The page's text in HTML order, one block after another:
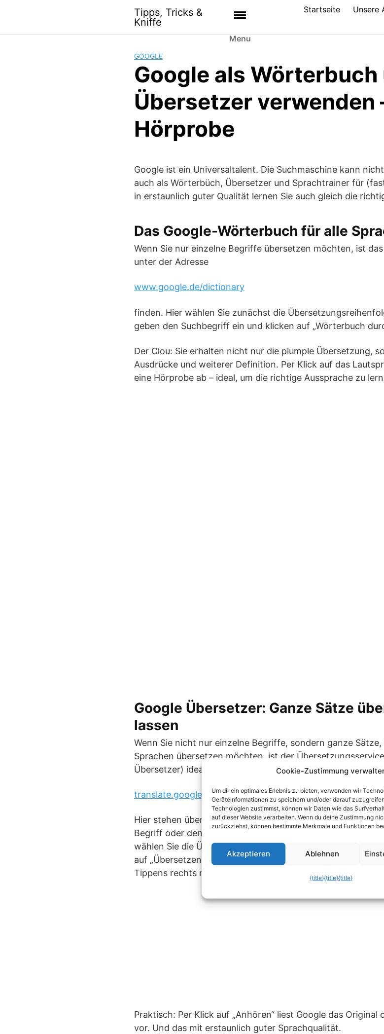
Tipps, Tricks &
Kniffe
Menu
Startseite Unsere
GOOGLE
Google als Wörterbuch
Übersetzer verwenden
Hörprobe
Google ist ein Universaltalent. Die Suchmaschine kann
auch als Wörterbüch, Übersetzer und Sprachtrainer für
in erstaunlich guter Qualität lernen Sie auch gleich die
Das Google-Wörterbuch für alle
Wenn Sie nur einzelne Begriffe übersetzen möchten, ist
unter der Adresse
www.google.de/dictionary
finden. Hier wählen Sie zunächst die
geben den Suchbegriff ein und klicken auf „Wörterbuch
Der Clou: Sie erhalten nicht nur die plumple Übersetzung,
Ausdrücke und weiterer Definition. Per Klick auf das
eine Hörprobe ab – ideal, um die richtige Aussprache zu
Google Übersetzer: Ganze Sätze
lassen
Wenn Sie nicht nur einzelne Begriffe, sondern ganze
Sprachen übersetzen möchten, ist der
Übersetzer) ideal, zu finden auf der Seite:
translate.google.de
Hier stehen über 60 Sprachen zur Auswahl. Zum
Begriff oder den Satz ein oder kopieren ihn über die
wählen Sie die Übersetzungsreihenfolge – zum Beispiel
auf „Übersetzen“. Meist präsentiert Google die fertige
Tippens rechts neben dem Eingabefeld.
Praktisch: Per Klick auf „Anhören“ liest Google das
vor. Und das mit erstaunlich guter Sprachqualität.
Cookie-Zustimmung
Um dir ein optimales Erlebnis zu bieten, verwenden wir
Geräteinformationen zu speichern und/oder darauf
Technologien zustimmst, können wir Daten wie das
auf dieser Website verarbeiten. Wenn du deine Zustimmung
zurückziehst, können bestimmte Merkmale und Funktionen
Akzeptieren Ablehnen
{title}{title}{title}